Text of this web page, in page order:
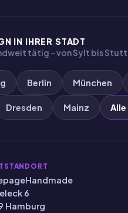
IN IHRER STADT
tätig – von Sylt bis
Berlin München
Dresden Mainz
6
Hamburg